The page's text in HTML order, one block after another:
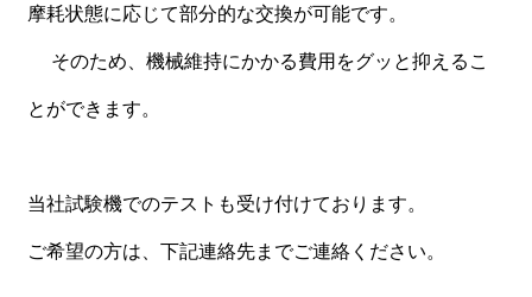
摩耗状態に応じて部分的な交換が可能です。
そのため、機械維持にかかる費用をグッと抑えるこ
とができます。
当社試験機でのテストも受け付けております。
ご希望の方は、下記連絡先までご連絡ください。